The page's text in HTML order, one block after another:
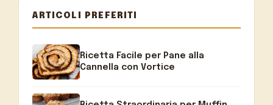
ARTICOLI PREFERITI
Ricetta Facile per Pane alla
Cannella con Vortice